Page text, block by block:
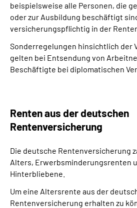
beispielsweise alle Personen, die
oder zur Ausbildung beschäftigt
versicherungspflichtig in der
Sonderregelungen hinsichtlich der
gelten bei Entsendung von
Beschäftigte bei diplomatischen
Renten aus der deutschen
Rentenversicherung
Die deutsche Rentenversicherung
Alters, Erwerbsminderungsrenten
Hinterbliebene.
Um eine Altersrente aus der
Rentenversicherung erhalten zu